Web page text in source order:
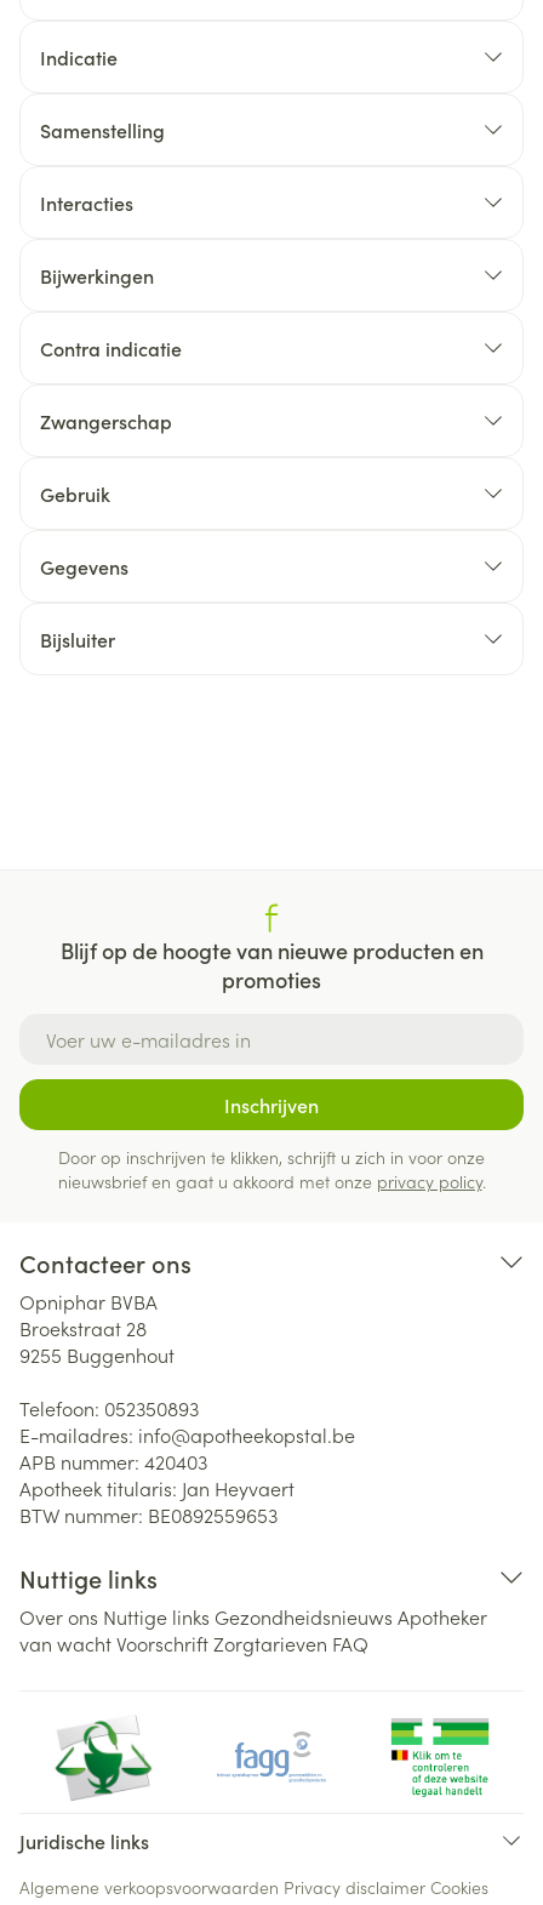
Indicatie
Samenstelling
Interacties
Bijwerkingen
Contra indicatie
Zwangerschap
Gebruik
Gegevens
Bijsluiter
Blijf op de hoogte van nieuwe producten en
promoties
Inschrijven
Door op inschrijven te klikken, schrijft u zich in voor onze
nieuwsbrief en gaat u akkoord met onze privacy policy.
Contacteer ons
Opniphar BVBA
Broekstraat 28
9255 Buggenhout
Telefoon: 052350893
E-mailadres: info@apotheekopstal.be
APB nummer: 420403
Apotheek titularis: Jan Heyvaert
BTW nummer: BE0892559653
Nuttige links
Over ons Nuttige links Gezondheidsnieuws Apotheker
van wachtVoorschriftZorgtarieven FAQ
Juridische links
Algemene verkoopsvoorwaarden Privacy disclaimer Cookies